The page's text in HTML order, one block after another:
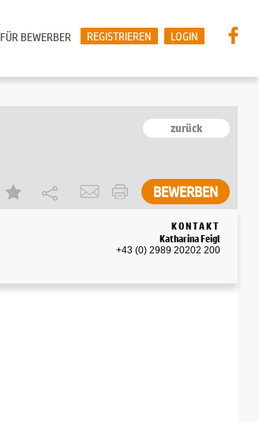
LOGIN
REGISTRIEREN
FÜR BEWERBER
zurück
KONTAKT
Katharina Feigl
+43 (0) 2989 20202 200